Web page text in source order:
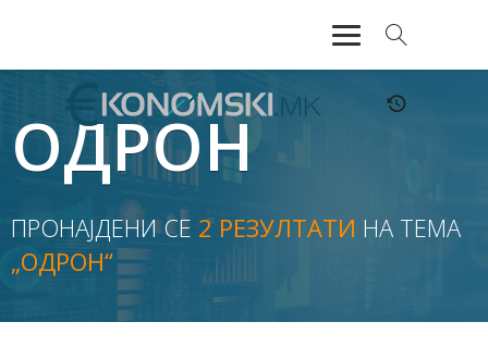
АКТУЕЛНО
ЕКОНОМИЈА
ФИНАНСИИ
БАНКАРСТВО
ЖИВОТ
ОДРОН
ПРОНАЈДЕНИ СЕ 2 РЕЗУЛТАТИ НА ТЕМА
„ОДРОН“